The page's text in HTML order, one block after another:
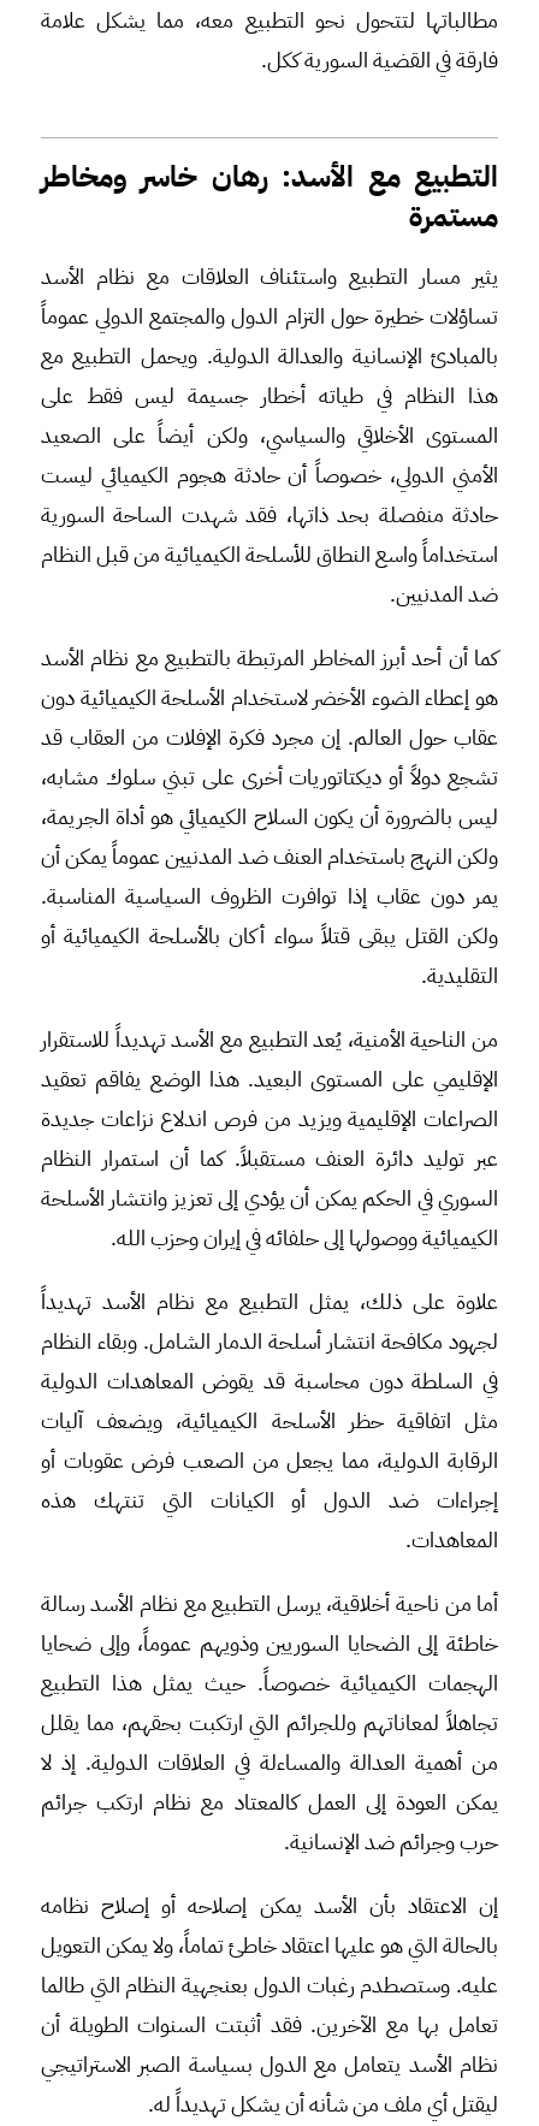
مطالباتها لتتحول نحو التطبيع معه، مما يشكل علامة
فارقة في القضية السورية ككل.
التطبيع مع الأسد: رهان خاسر ومخاطر
مستمرة
يثير مسار التطبيع واستئناف العلاقات مع نظام الأسد
تساؤلات خطيرة حول التزام الدول والمجتمع الدولي عموماً
بالمبادئ الإنسانية والعدالة الدولية. ويحمل التطبيع مع
هذا النظام في طياته أخطار جسيمة ليس فقط على
المستوى الأخلاقي والسياسي، ولكن أيضاً على الصعيد
الأمني الدولي، خصوصاً أن حادثة هجوم الكيميائي ليست
حادثة منفصلة بحد ذاتها، فقد شهدت الساحة السورية
استخداماً واسع النطاق للأسلحة الكيميائية من قبل النظام
ضد المدنيين.
كما أن أحد أبرز المخاطر المرتبطة بالتطبيع مع نظام الأسد
هو إعطاء الضوء الأخضر لاستخدام الأسلحة الكيميائية دون
عقاب حول العالم. إن مجرد فكرة الإفلات من العقاب قد
تشجع دولاً أو ديكتاتوريات أخرى على تبني سلوك مشابه،
ليس بالضرورة أن يكون السلاح الكيميائي هو أداة الجريمة،
ولكن النهج باستخدام العنف ضد المدنيين عموماً يمكن أن
يمر دون عقاب إذا توافرت الظروف السياسية المناسبة.
ولكن القتل يبقى قتلاً سواء أكان بالأسلحة الكيميائية أو
التقليدية.
من الناحية الأمنية، يُعد التطبيع مع الأسد تهديداً للاستقرار
الإقليمي على المستوى البعيد. هذا الوضع يفاقم تعقيد
الصراعات الإقليمية ويزيد من فرص اندلاع نزاعات جديدة
عبر توليد دائرة العنف مستقبلاً. كما أن استمرار النظام
السوري في الحكم يمكن أن يؤدي إلى تعزيز وانتشار الأسلحة
الكيميائية ووصولها إلى حلفائه في إيران وحزب الله.
علاوة على ذلك، يمثل التطبيع مع نظام الأسد تهديداً
لجهود مكافحة انتشار أسلحة الدمار الشامل. وبقاء النظام
في السلطة دون محاسبة قد يقوض المعاهدات الدولية
مثل اتفاقية حظر الأسلحة الكيميائية، ويضعف آليات
الرقابة الدولية، مما يجعل من الصعب فرض عقوبات أو
إجراءات ضد الدول أو الكيانات التي تنتهك هذه
المعاهدات.
أما من ناحية أخلاقية، يرسل التطبيع مع نظام الأسد رسالة
خاطئة إلى الضحايا السوريين وذويهم عموماً، وإلى ضحايا
الهجمات الكيميائية خصوصاً. حيث يمثل هذا التطبيع
تجاهلاً لمعاناتهم وللجرائم التي ارتكبت بحقهم، مما يقلل
من أهمية العدالة والمساءلة في العلاقات الدولية. إذ لا
يمكن العودة إلى العمل كالمعتاد مع نظام ارتكب جرائم
حرب وجرائم ضد الإنسانية.
إن الاعتقاد بأن الأسد يمكن إصلاحه أو إصلاح نظامه
بالحالة التي هو عليها اعتقاد خاطئ تماماً، ولا يمكن التعويل
عليه. وستصطدم رغبات الدول بعنجهية النظام التي طالما
تعامل بها مع الآخرين. فقد أثبتت السنوات الطويلة أن
نظام الأسد يتعامل مع الدول بسياسة الصبر الاستراتيجي
ليقتل أي ملف من شأنه أن يشكل تهديداً له.